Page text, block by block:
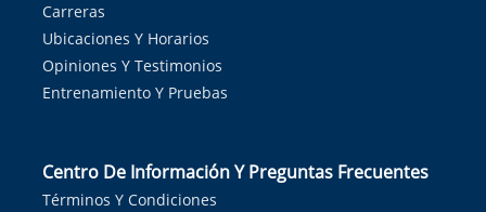
Carreras
Ubicaciones Y Horarios
Opiniones Y Testimonios
Entrenamiento Y Pruebas
Centro De Información Y Preguntas Frecuentes
Términos Y Condiciones